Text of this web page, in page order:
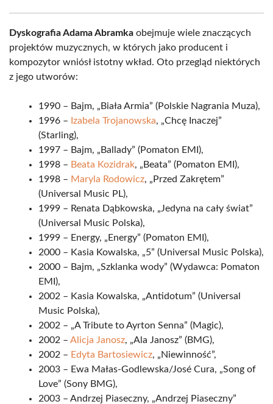
Dyskografia Adama Abramka obejmuje wiele znaczących
projektów muzycznych, w których jako producent i
kompozytor wniósł istotny wkład. Oto przegląd niektórych
z jego utworów:
1990 – Bajm, „Biała Armia” (Polskie Nagrania Muza),
1996 – Izabela Trojanowska, „Chcę Inaczej”
(Starling),
1997 – Bajm, „Ballady” (Pomaton EMI),
1998 – Beata Kozidrak, „Beata” (Pomaton EMI),
1998 – Maryla Rodowicz, „Przed Zakrętem”
(Universal Music PL),
1999 – Renata Dąbkowska, „Jedyna na cały świat”
(Universal Music Polska),
1999 – Energy, „Energy” (Pomaton EMI),
2000 – Kasia Kowalska, „5” (Universal Music Polska),
2000 – Bajm, „Szklanka wody” (Wydawca: Pomaton
EMI),
2002 – Kasia Kowalska, „Antidotum” (Universal
Music Polska),
2002 – „A Tribute to Ayrton Senna” (Magic),
2002 – Alicja Janosz, „Ala Janosz” (BMG),
2002 – Edyta Bartosiewicz, „Niewinność”,
2003 – Ewa Małas-Godlewska/José Cura, „Song of
Love” (Sony BMG),
2003 – Andrzej Piaseczny, „Andrzej Piaseczny”